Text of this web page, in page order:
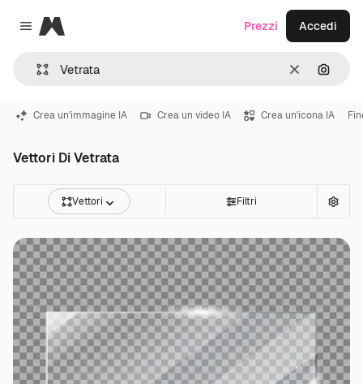
Close menu
Magnific
CancellaCerca
Prezzi Accedi
Crea un'immagine IA Crea un video IA Crea un'icona IA
Vettori Di Vetrata
Vettori Filtri